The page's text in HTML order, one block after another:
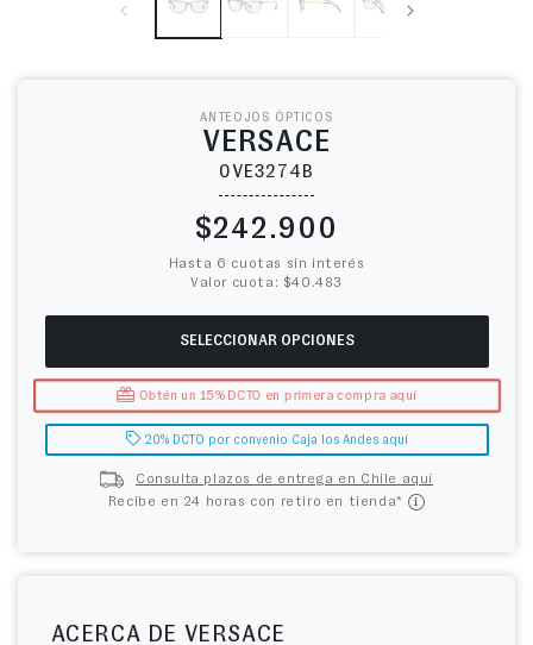
ANTEOJOS ÓPTICOS
VERSACE
0VE3274B
Precio habitual
$242.900
Hasta 6 cuotas sin interés
Valor cuota: $40.483
SELECCIONAR OPCIONES
Obtén un 15% DCTO en primera compra aquí
20% DCTO por convenio Caja los Andes aquí
Consulta plazos de entrega en Chile aquí
Recibe en 24 horas con retiro en tienda*
ACERCA DE VERSACE